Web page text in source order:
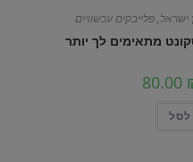
ישראל,פלייבקים עכשוויים
מתאימים לך יותר
80.00
לסל